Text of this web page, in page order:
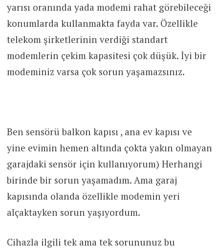
yarısı oranında yada modemi rahat görebileceği
konumlarda kullanmakta fayda var. Özellikle
telekom şirketlerinin verdiği standart
modemlerin çekim kapasitesi çok düşük. İyi bir
modeminiz varsa çok sorun yaşamazsınız.
Ben sensörü balkon kapısı , ana ev kapısı ve
yine evimin hemen altında çokta yakın olmayan
garajdaki sensör için kullanıyorum) Herhangi
birinde bir sorun yaşamadım. Ama garaj
kapısında olanda özellikle modemin yeri
alçaktayken sorun yaşıyordum.
Cihazla ilgili tek ama tek sorununuz bu